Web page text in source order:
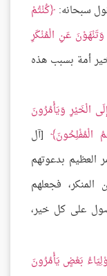
سبحانه: كُنْتُمْ
عَنِ الْمُنْكَرِ
خير أمة بسبب هذه
الْخَيْرِ وَيَأْمُرُونَ
الْمُفْلِحُونَ
[آل
العظيم بدعوتهم
فجعلهم
على كل خير،
بَعْضٍ يَأْمُرُونَ